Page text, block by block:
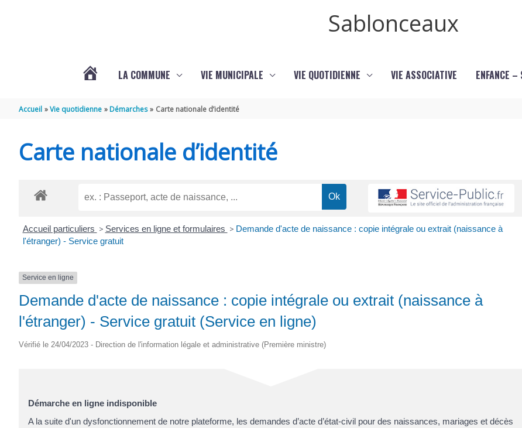
Sablonceaux
LA COMMUNE VIE MUNICIPALE VIE QUOTIDIENNE VIE ASSOCIATIVE ENFANCE –
Accueil Vie quotidienne Démarches Carte nationale d’identité
Carte nationale d’identité
Accueil particuliers > Services en ligne et formulaires > Demande d'acte de naissance : copie intégrale ou extrait (naissance à
l'étranger) - Service gratuit
Service en ligne
Demande d'acte de naissance : copie intégrale ou extrait (naissance à
l'étranger) - Service gratuit (Service en ligne)
Vérifié le 24/04/2023 - Direction de l'information légale et administrative (Première ministre)
Démarche en ligne indisponible
A la suite d'un dysfonctionnement de notre plateforme, les demandes d’acte d’état-civil pour des naissances, mariages et décès